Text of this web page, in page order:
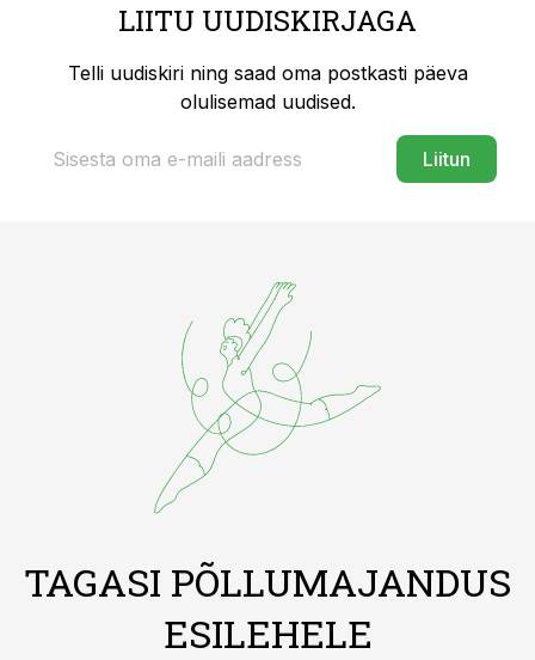
LIITU UUDISKIRJAGA
Telli uudiskiri ning saad oma postkasti päeva
olulisemad uudised.
Liitun
TAGASI PÕLLUMAJANDUS
ESILEHELE